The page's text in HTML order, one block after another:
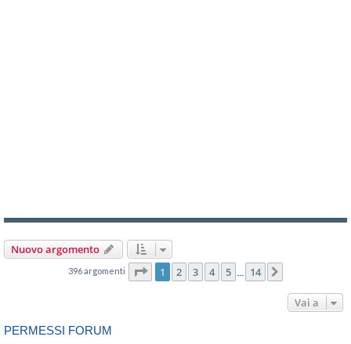
Nuovo argomento
396 argomenti Pagina di 14
1 2 3 4 5 14
Vai a
PERMESSI FORUM